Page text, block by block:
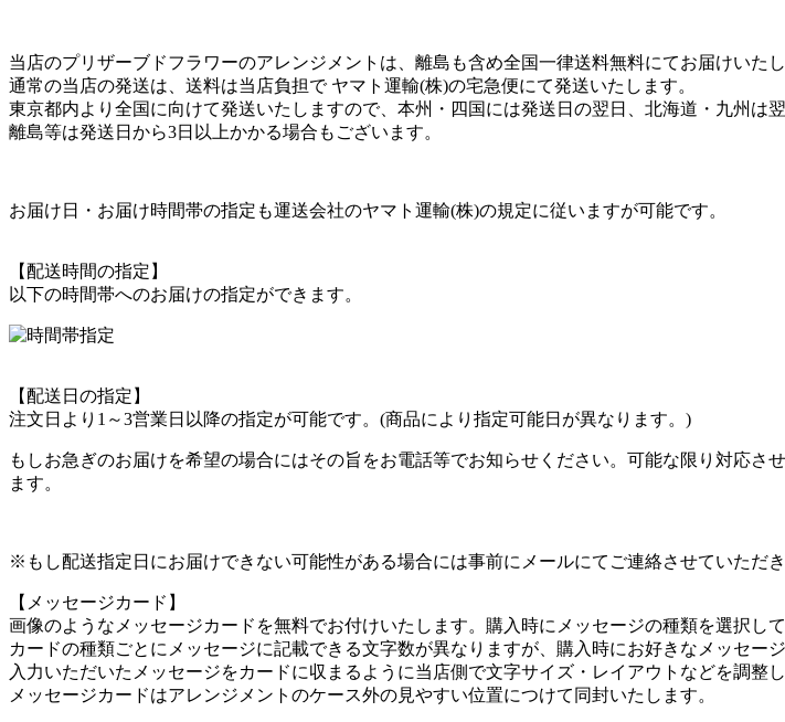
当店のプリザーブドフラワーのアレンジメントは、離島も含め全国一律送料無料にてお届けいたし
通常の当店の発送は、送料は当店負担で ヤマト運輸(株)の宅急便にて発送いたします。
東京都内より全国に向けて発送いたしますので、本州・四国には発送日の翌日、北海道・九州は翌
離島等は発送日から3日以上かかる場合もございます。
お届け日・お届け時間帯の指定も運送会社のヤマト運輸(株)の規定に従いますが可能です。
【配送時間の指定】
以下の時間帯へのお届けの指定ができます。
【配送日の指定】
注文日より1～3営業日以降の指定が可能です。(商品により指定可能日が異なります。)
もしお急ぎのお届けを希望の場合にはその旨をお電話等でお知らせください。可能な限り対応
ます。
※もし配送指定日にお届けできない可能性がある場合には事前にメールにてご連絡させていただき
【メッセージカード】
画像のようなメッセージカードを無料でお付けいたします。購入時にメッセージの種類を選択して
カードの種類ごとにメッセージに記載できる文字数が異なりますが、購入時にお好きなメッセー
入力いただいたメッセージをカードに収まるように当店側で文字サイズ・レイアウトなどを調整
メッセージカードはアレンジメントのケース外の見やすい位置につけて同封いたします。